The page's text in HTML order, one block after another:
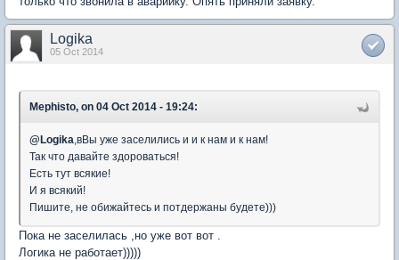
Logika
05 Oct 2014
Mephisto, on 04 Oct 2014 - 19:24:
@Logika ,вВы уже заселились и и к нам и к нам!
Так что давайте здороваться!
Есть тут всякие!
И я всякий!
Пишите, не обижайтесь и потдержаны будете)))
Пока не заселилась ,но уже вот вот .
Логика не работает)))))